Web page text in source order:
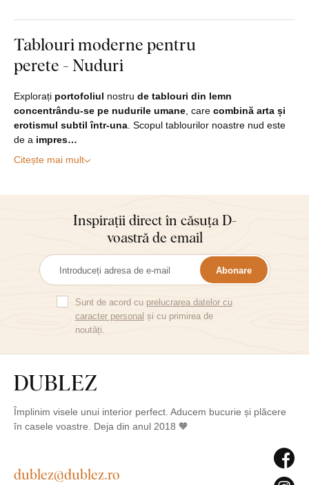
Tablouri moderne pentru
perete - Nuduri
Explorați portofoliul nostru de tablouri din lemn
concentrându-se pe nudurile umane , care combină arta și
erotismul subtil într-una . Scopul tablourilor noastre nud este
de a impres…
Citește mai mult
Inspirații direct în căsuța D-
voastră de email
Abonare
Sunt de acord cu prelucrarea datelor cu
caracter personal și cu primirea de
noutăți.
Împlinim visele unui interior perfect. Aducem bucurie și plăcere
în casele voastre. Deja din anul 2018 🧡
dublez@dublez.ro